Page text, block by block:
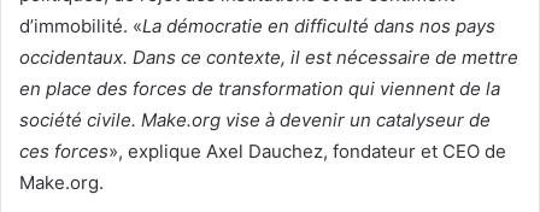
d’immobilité. «La démocratie en difficulté dans nos pays
occidentaux. Dans ce contexte, il est nécessaire de mettre
en place des forces de transformation qui viennent de la
société civile. Make.org vise à devenir un catalyseur de
ces forces», explique Axel Dauchez, fondateur et CEO de
Make.org.